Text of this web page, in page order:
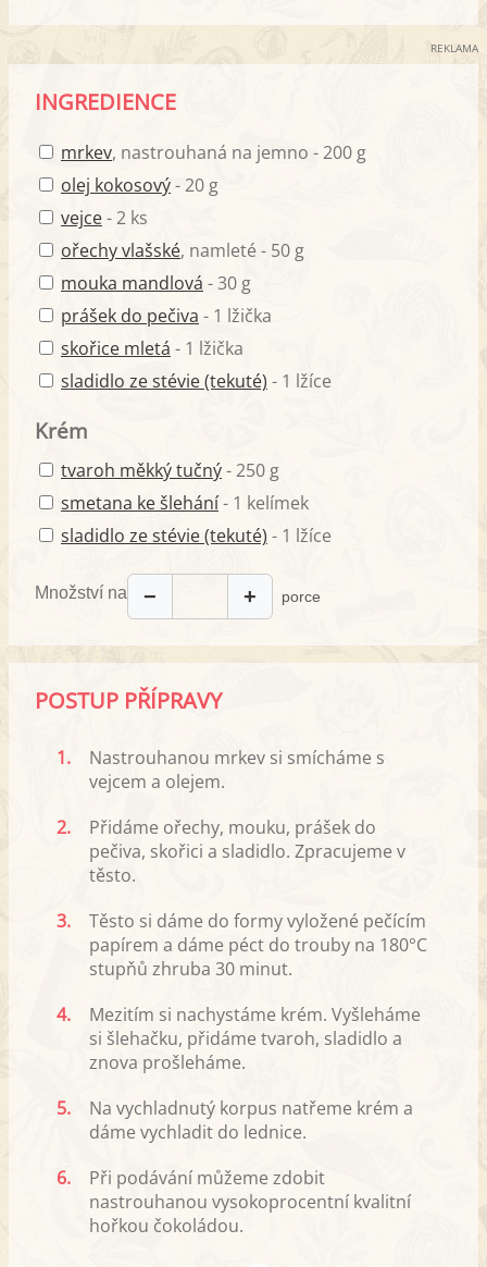
REKLAMA
INGREDIENCE
mrkev, nastrouhaná na jemno - 200 g
olej kokosový- 20 g
vejce- 2 ks
ořechy vlašské, namleté - 50 g
mouka mandlová - 30 g
prášek do pečiva - 1 lžička
skořice mletá - 1 lžička
sladidlo ze stévie (tekuté) - 1 lžíce
Krém
tvaroh měkký tučný- 250 g
smetana ke šlehání- 1 kelímek
sladidlo ze stévie (tekuté) - 1 lžíce
Množství na − + porce
POSTUP PŘÍPRAVY
1.
Nastrouhanou mrkev si smícháme s
vejcem a olejem.
2.
Přidáme ořechy, mouku, prášek do
pečiva, skořici a sladidlo. Zpracujeme v
těsto.
3.
Těsto si dáme do formy vyložené pečícím
papírem a dáme péct do trouby na 180°C
stupňů zhruba 30 minut.
4.
Mezitím si nachystáme krém. Vyšleháme
si šlehačku, přidáme tvaroh, sladidlo a
znova prošleháme.
5.
Na vychladnutý korpus natřeme krém a
dáme vychladit do lednice.
6.
Při podávání můžeme zdobit
nastrouhanou vysokoprocentní kvalitní
hořkou čokoládou.